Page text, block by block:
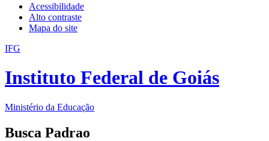
Acessibilidade
Alto contraste
Mapa do site
IFG
Instituto Federal de Goiás
Ministério da Educação
Busca Padrao